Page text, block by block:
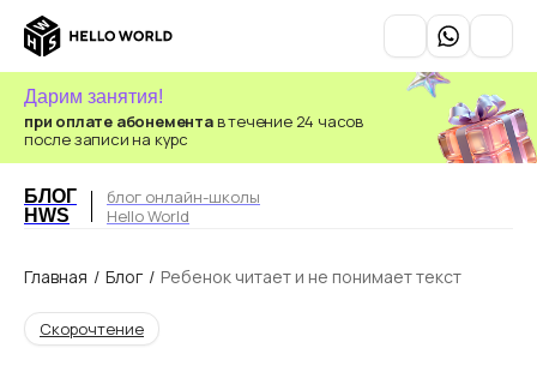
при оплате абонементав течение 24 часов
после записи на курс
Дарим занятия!
БЛОГ
HWS
блог онлайн-школы
Hello World
Главная / Блог / Ребенок читает и не понимает текст
Скорочтение